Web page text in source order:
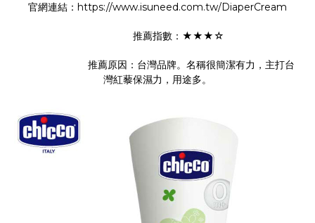
官網連結：https://www.isuneed.com.tw/DiaperCream
推薦指數：★★★☆
推薦原因：台灣品牌。名稱很簡潔有力，主打台
灣紅藜保濕力，用途多。